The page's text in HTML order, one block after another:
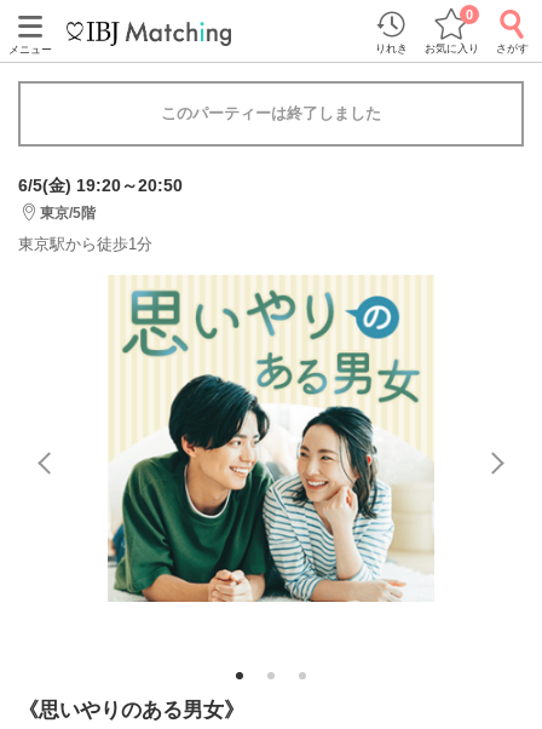
メニュー りれき お気に入り
0
さがす
このパーティーは終了しました
6/5(金) 19:20～20:50
東京/5階
東京駅から徒歩1分
1 2 3
《思いやりのある男女》